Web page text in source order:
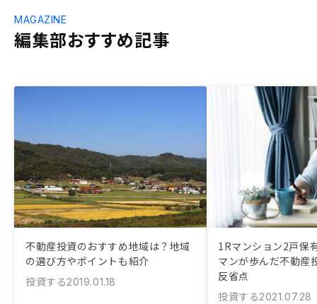
編集部おすすめ記事
MAGAZINE
不動産投資のおすすめ地域は？地域
の選び方やポイントも紹介
投資する2019.01.18
1Rマンション2戸保
マンが歩んだ不動産
反省点
投資する2021.07.28